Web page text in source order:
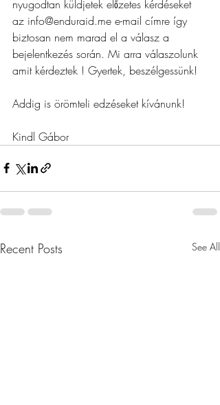
nyugodtan küldjetek előzetes kérdéseket
az info@enduraid.me e-mail címre így
biztosan nem marad el a válasz a
bejelentkezés során. Mi arra válaszolunk
amit kérdeztek ! Gyertek, beszélgessünk!
Addig is örömteli edzéseket kívánunk!
Kindl Gábor
Recent Posts See All